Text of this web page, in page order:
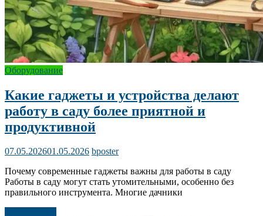
Оборудование
Какие гаджеты и устройства делают
работу в саду более приятной и
продуктивной
07.05.202601.05.2026 bposter
Почему современные гаджеты важны для работы в саду
Работы в саду могут стать утомительными, особенно без
правильного инструмента. Многие дачники